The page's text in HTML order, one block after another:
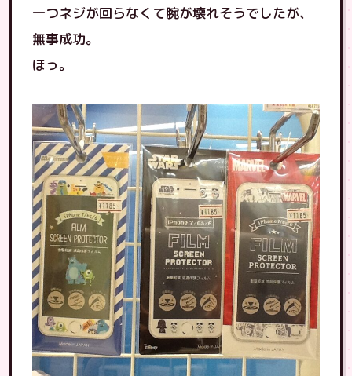
一つネジが回らなくて腕が壊れそうでしたが、
無事成功。
ほっ。